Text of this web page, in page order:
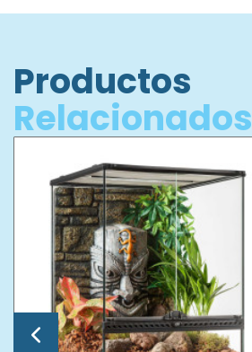
Productos
Relacionados